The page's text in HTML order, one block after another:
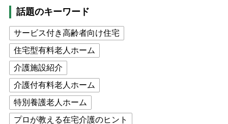
話題のキーワード
サービス付き高齢者向け住宅
住宅型有料老人ホーム
介護施設紹介
介護付有料老人ホーム
特別養護老人ホーム
プロが教える在宅介護のヒント